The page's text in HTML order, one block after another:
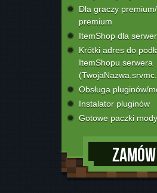
Dla graczy
premium
ItemShop dla
Krótki adres do
ItemShopu serwera
Obsługa pluginów/
Instalator pluginów
Gotowe paczki
Zamów